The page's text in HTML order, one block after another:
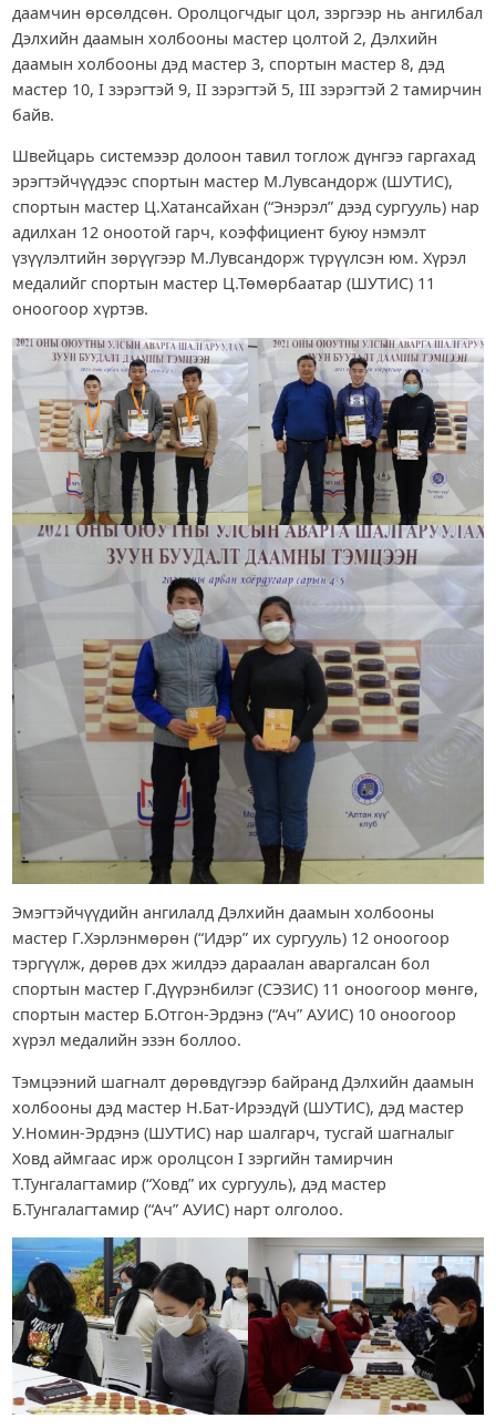
даамчин өрсөлдсөн. Оролцогчдыг цол, зэргээр нь ангилбал
Дэлхийн даамын холбооны мастер цолтой 2, Дэлхийн
даамын холбооны дэд мастер 3, спортын мастер 8, дэд
мастер 10, I зэрэгтэй 9, II зэрэгтэй 5, III зэрэгтэй 2 тамирчин
байв.
Швейцарь системээр долоон тавил тоглож дүнгээ гаргахад
эрэгтэйчүүдээс спортын мастер М.Лувсандорж (ШУТИС),
спортын мастер Ц.Хатансайхан (“Энэрэл” дээд сургууль) нар
адилхан 12 оноотой гарч, коэффициент буюу нэмэлт
үзүүлэлтийн зөрүүгээр М.Лувсандорж түрүүлсэн юм. Хүрэл
медалийг спортын мастер Ц.Төмөрбаатар (ШУТИС) 11
оноогоор хүртэв.
Эмэгтэйчүүдийн ангилалд Дэлхийн даамын холбооны
мастер Г.Хэрлэнмөрөн (“Идэр” их сургууль) 12 оноогоор
тэргүүлж, дөрөв дэх жилдээ дараалан аваргалсан бол
спортын мастер Г.Дүүрэнбилэг (СЭЗИС) 11 оноогоор мөнгө,
спортын мастер Б.Отгон-Эрдэнэ (“Ач” АУИС) 10 оноогоор
хүрэл медалийн эзэн боллоо.
Тэмцээний шагналт дөрөвдүгээр байранд Дэлхийн даамын
холбооны дэд мастер Н.Бат-Ирээдүй (ШУТИС), дэд мастер
У.Номин-Эрдэнэ (ШУТИС) нар шалгарч, тусгай шагналыг
Ховд аймгаас ирж оролцсон I зэргийн тамирчин
Т.Тунгалагтамир (“Ховд” их сургууль), дэд мастер
Б.Тунгалагтамир (“Ач” АУИС) нарт олголоо.